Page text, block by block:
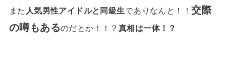
また 人気男性アイドルと同級生でありなんと！！ 交際
の噂もあるのだとか！！？ 真相は一体！？